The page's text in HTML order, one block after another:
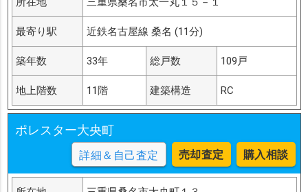
最寄り駅 近鉄名古屋線 桑名 (11分)
築年数 33年 総戸数 109戸
地上階数 11階 建築構造 RC
ポレスター大央町
詳細＆自己査定 売却査定 購入相談